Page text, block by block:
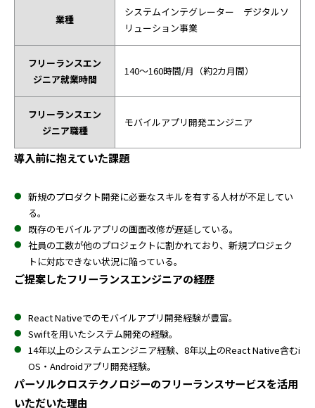
業種
システムインテグレーター デジタルソ
リューション事業
フリーランスエン
ジニア就業時間
140～160時間/月（約2カ月間）
フリーランスエン
ジニア職種
モバイルアプリ開発エンジニア
導入前に抱えていた課題
新規のプロダクト開発に必要なスキルを有する人材が不足してい
る。
既存のモバイルアプリの画面改修が遅延している。
社員の工数が他のプロジェクトに割かれており、新規プロジェク
トに対応できない状況に陥っている。
ご提案したフリーランスエンジニアの経歴
React Nativeでのモバイルアプリ開発経験が豊富。
Swiftを用いたシステム開発の経験。
14年以上のシステムエンジニア経験、8年以上のReact Native含むi
OS・Androidアプリ開発経験。
パーソルクロステクノロジーのフリーランスサービスを活用
いただいた理由